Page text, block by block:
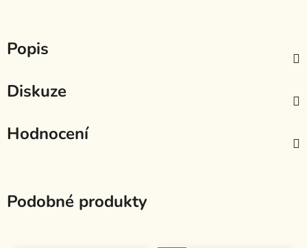
Popis
Diskuze
Hodnocení
Podobné produkty